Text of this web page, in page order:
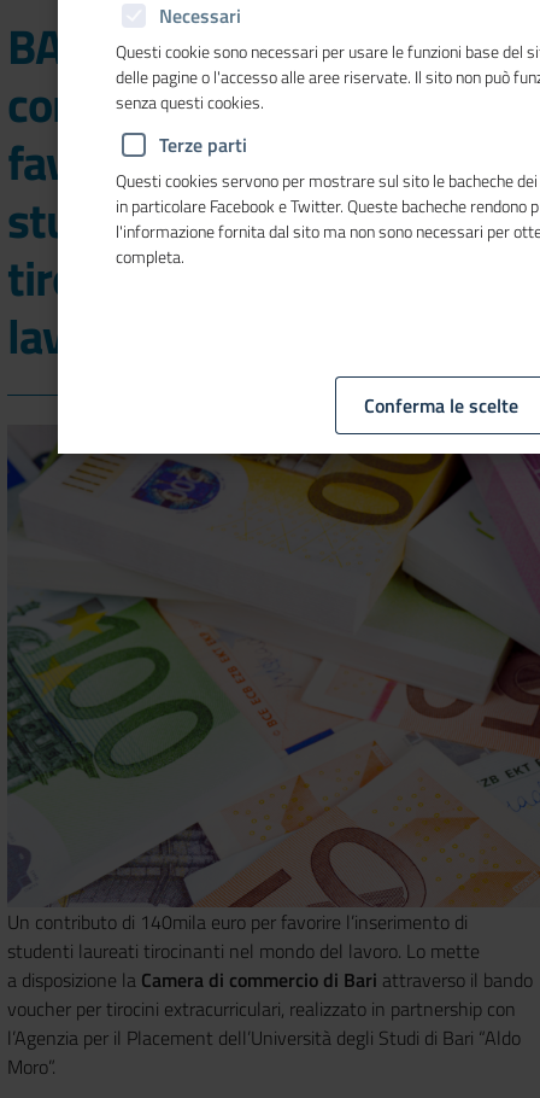
BARI - Dalla Camera di
commercio contributi per
favorire l’inserimento di
studenti laureati
tirocinanti nel mondo del
lavoro
Un contributo di 140mila euro per favorire l’inserimento di
studenti laureati tirocinanti nel mondo del lavoro. Lo mette
a disposizione la Camera di commercio di Bari attraverso il bando
voucher per tirocini extracurriculari, realizzato in partnership con
l’Agenzia per il Placement dell’Università degli Studi di Bari “Aldo
Moro”.
Necessari
Questi cookie sono necessari per usare le funzioni base del
delle pagine o l'accesso alle aree riservate. Il sito non può
senza questi cookies.
Terze parti
Questi cookies servono per mostrare sul sito le bacheche
in particolare Facebook e Twitter. Queste bacheche rendono
l'informazione fornita dal sito ma non sono necessari per
completa.
Conferma le scelte